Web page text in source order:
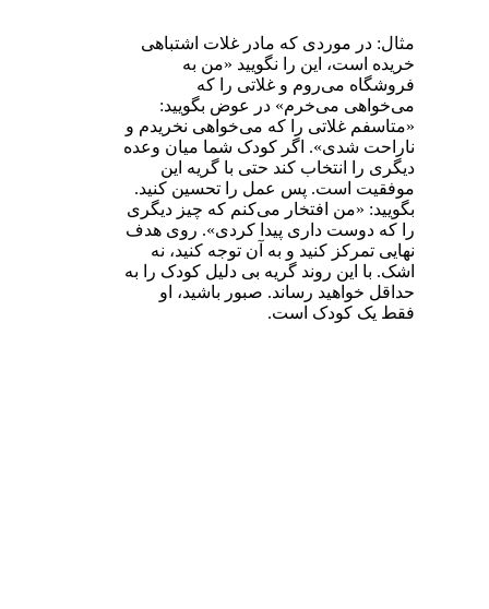
مثال: در موردی که مادر غلات اشتباهی
خریده است، این را نگویید «من به
فروشگاه می‌روم و غلاتی را که
می‌خواهی می‌خرم» در عوض بگویید:
«متاسفم غلاتی را که می‌خواهی نخریدم و
ناراحت شدی». اگر کودک شما میان وعده
دیگری را انتخاب کند حتی با گریه این
موفقیت است. پس عمل را تحسین کنید.
بگویید: «من افتخار می‌کنم که چیز دیگری
را که دوست داری پیدا کردی». روی هدف
نهایی تمرکز کنید و به آن توجه کنید، نه
اشک. با این روند گریه بی دلیل کودک را به
حداقل خواهید رساند. صبور باشید، او
فقط یک کودک است.